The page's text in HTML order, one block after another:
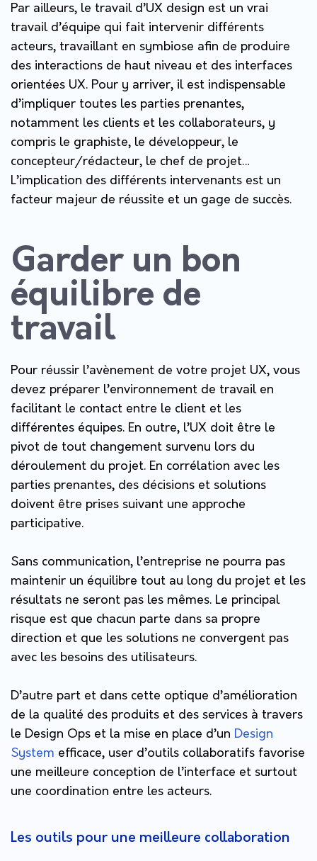
Par ailleurs, le travail d’UX design est un vrai
travail d’équipe qui fait intervenir différents
acteurs, travaillant en symbiose afin de produire
des interactions de haut niveau et des interfaces
orientées UX. Pour y arriver, il est indispensable
d’impliquer toutes les parties prenantes,
notamment les clients et les collaborateurs, y
compris le graphiste, le développeur, le
concepteur/rédacteur, le chef de projet…
L’implication des différents intervenants est un
facteur majeur de réussite et un gage de succès.
Garder un bon
équilibre de
travail
Pour réussir l’avènement de votre projet UX, vous
devez préparer l’environnement de travail en
facilitant le contact entre le client et les
différentes équipes. En outre, l’UX doit être le
pivot de tout changement survenu lors du
déroulement du projet. En corrélation avec les
parties prenantes, des décisions et solutions
doivent être prises suivant une approche
participative.
Sans communication, l’entreprise ne pourra pas
maintenir un équilibre tout au long du projet et les
résultats ne seront pas les mêmes. Le principal
risque est que chacun parte dans sa propre
direction et que les solutions ne convergent pas
avec les besoins des utilisateurs.
D’autre part et dans cette optique d’amélioration
de la qualité des produits et des services à travers
le Design Ops et la mise en place d’un Design
System efficace, user d’outils collaboratifs favorise
une meilleure conception de l’interface et surtout
une coordination entre les acteurs.
Les outils pour une meilleure collaboration